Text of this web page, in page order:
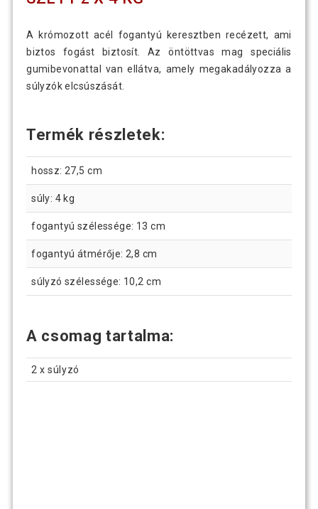
A krómozott acél fogantyú keresztben recézett, ami
biztos fogást biztosít. Az öntöttvas mag speciális
gumibevonattal van ellátva, amely megakadályozza a
súlyzók elcsúszását.
Termék részletek:
hossz: 27,5 cm
súly: 4 kg
fogantyú szélessége: 13 cm
fogantyú átmérője: 2,8 cm
súlyzó szélessége: 10,2 cm
A csomag tartalma:
2 x súlyzó